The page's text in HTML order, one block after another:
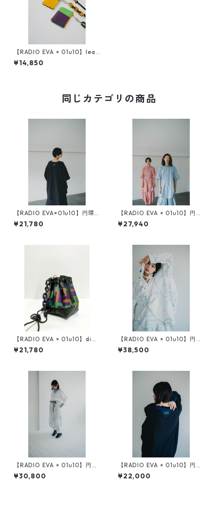
【RADIO EVA × 01u10】leat
her neck wallet
¥14,850
同じカテゴリの商品
【RADIO EVA×01u10】円環 c
ut & sewn half sleeve by 01
u10
¥21,780
【RADIO EVA × 01u10】円環
rope jacquard half sleeve s
hirt
¥27,940
【RADIO EVA × 01u10】digi
tal camouflage jacquard 巾
着（レザーチェーン付き）
¥21,780
【RADIO EVA × 01u10】円環
rope jacquard double breas
ted shirt jacket
¥38,500
【RADIO EVA × 01u10】円環
rope jacquard many many g
ather pants
¥30,800
【RADIO EVA × 01u10】円環
cut & sewn long sleeve
¥22,000